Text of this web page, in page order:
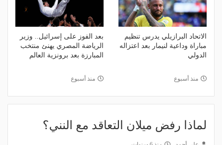
الاتحاد البرازيلي يدرس تنظيم
مباراة وداعية لنيمار بعد اعتزاله
الدولي
منذ أسبوع
بعد الفوز على إسرائيل.. وزير
الرياضة المصري يهنئ منتخب
المبارزة بعد برونزية العالم
منذ أسبوع
لماذا رفض ميلان التعاقد مع النني؟